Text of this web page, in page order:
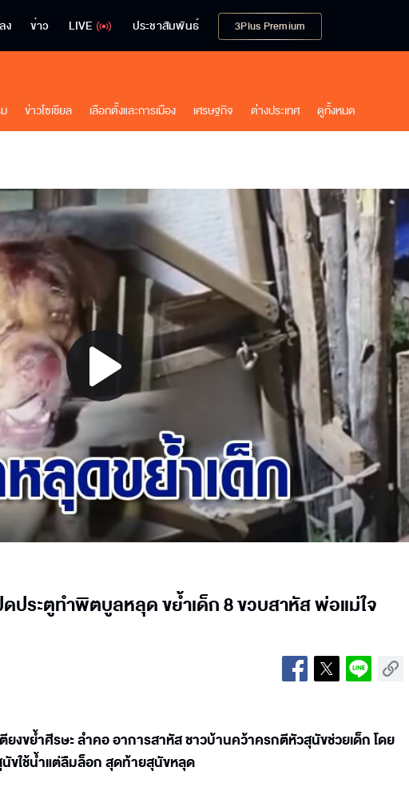
ง ข่าว LIVE ประชาสัมพันธ์ 3Plus Premium
ข่าวโซเชียล เลือกตั้งและการเมือง เศรษฐกิจ ต่างประเทศ ดูทั้งหมด
Play
Video
ดประตูทำพิตบูลหลุด ขย้ำเด็ก 8 ขวบสาหัส พ่อแม่ใจ
งขย้ำศีรษะ ลำคอ อาการสาหัส ชาวบ้านคว้าครกตีหัวสุนัขช่วยเด็ก โดย
ขใช้น้ำแต่ลืมล็อก สุดท้ายสุนัขหลุด